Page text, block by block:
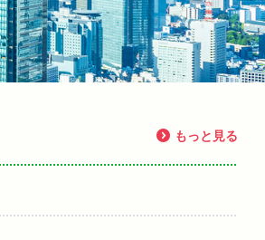
もっと見る